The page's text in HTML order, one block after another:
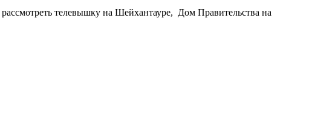
телевышку на Шейхантауре, Дом Правительства на